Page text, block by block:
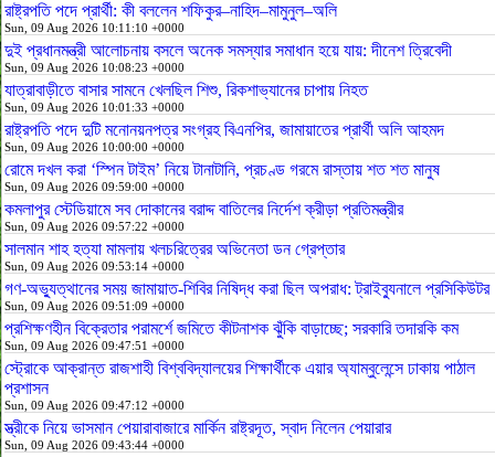
রাষ্ট্রপতি পদে প্রার্থী: কী বললেন শফিকুর–নাহিদ–মামুনুল–অলি
Sun, 09 Aug 2026 10:11:10 +0000
দুই প্রধানমন্ত্রী আলোচনায় বসলে অনেক সমস্যার সমাধান হয়ে যায়: দীনেশ ত্রিবেদী
Sun, 09 Aug 2026 10:08:23 +0000
যাত্রাবাড়ীতে বাসার সামনে খেলছিল শিশু, রিকশাভ্যানের চাপায় নিহত
Sun, 09 Aug 2026 10:01:33 +0000
রাষ্ট্রপতি পদে দুটি মনোনয়নপত্র সংগ্রহ বিএনপির, জামায়াতের প্রার্থী অলি আহমদ
Sun, 09 Aug 2026 10:00:00 +0000
রোমে দখল করা ‘স্পিন টাইম’ নিয়ে টানাটানি, প্রচণ্ড গরমে রাস্তায় শত শত মানুষ
Sun, 09 Aug 2026 09:59:00 +0000
কমলাপুর স্টেডিয়ামে সব দোকানের বরাদ্দ বাতিলের নির্দেশ ক্রীড়া প্রতিমন্ত্রীর
Sun, 09 Aug 2026 09:57:22 +0000
সালমান শাহ হত্যা মামলায় খলচরিত্রের অভিনেতা ডন গ্রেপ্তার
Sun, 09 Aug 2026 09:53:14 +0000
গণ-অভ্যুত্থানের সময় জামায়াত-শিবির নিষিদ্ধ করা ছিল অপরাধ: ট্রাইব্যুনালে প্রসিকিউটর
Sun, 09 Aug 2026 09:51:09 +0000
প্রশিক্ষণহীন বিক্রেতার পরামর্শে জমিতে কীটনাশক ঝুঁকি বাড়াচ্ছে; সরকারি তদারকি কম
Sun, 09 Aug 2026 09:47:51 +0000
স্ট্রোকে আক্রান্ত রাজশাহী বিশ্ববিদ্যালয়ের শিক্ষার্থীকে এয়ার অ্যাম্বুলেন্সে ঢাকায় পাঠাল
প্রশাসন
Sun, 09 Aug 2026 09:47:12 +0000
স্ত্রীকে নিয়ে ভাসমান পেয়ারাবাজারে মার্কিন রাষ্ট্রদূত, স্বাদ নিলেন পেয়ারার
Sun, 09 Aug 2026 09:43:44 +0000